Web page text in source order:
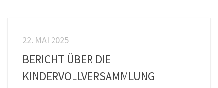
22. MAI 2025
BERICHT ÜBER DIE
KINDERVOLLVERSAMMLUNG